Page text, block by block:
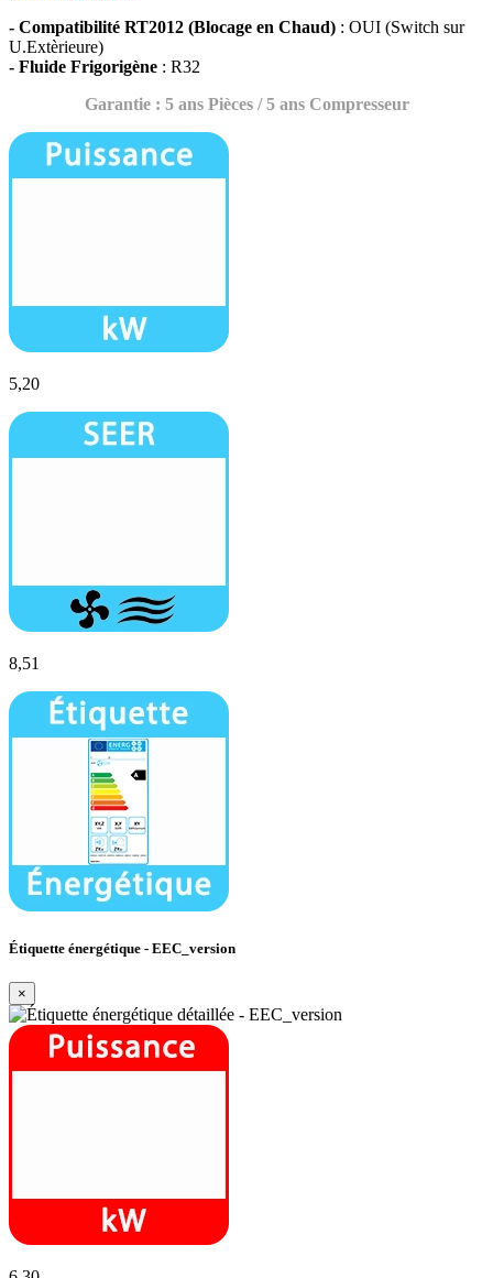
- Compatibilité RT2012 (Blocage en Chaud) : OUI (Switch sur
U.Extèrieure)
- Fluide Frigorigène : R32
Garantie : 5 ans Pièces / 5 ans Compresseur
5,20
8,51
Étiquette énergétique - EEC_version
×